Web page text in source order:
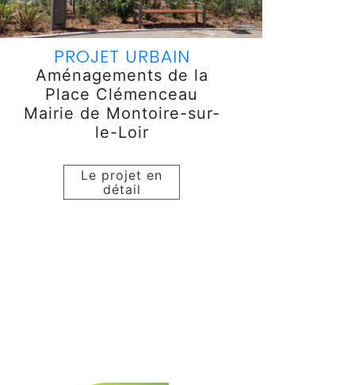
PROJET URBAIN
Aménagements de la
Place Clémenceau
Mairie de Montoire-sur-
le-Loir
Le projet en
détail